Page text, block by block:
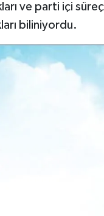
ve parti içi
biliniyordu.